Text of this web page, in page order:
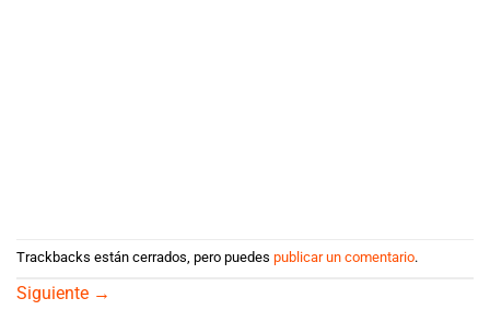
Trackbacks están cerrados, pero puedespublicar un comentario.
Siguiente→